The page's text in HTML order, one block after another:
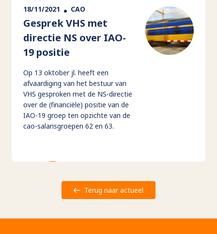
18/11/2021 CAO
Gesprek VHS met
directie NS over IAO-
19 positie
Op 13 oktober jl. heeft een
afvaardiging van het bestuur van
VHS gesproken met de NS-directie
over de (financiële) positie van de
IAO-19 groep ten opzichte van de
cao-salarisgroepen 62 en 63.
Terug naar actueel